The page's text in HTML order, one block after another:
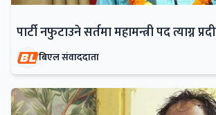
पार्टी नफुटाउने सर्तमा महामन्त्री पद त्याग्न
बिएल संवाददाता